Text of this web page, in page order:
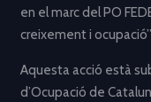
en el marc del PO
creixement i ocupació”
Aquesta acció està
d’Ocupació de